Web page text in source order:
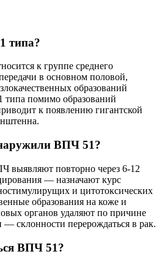
типа?
к группе среднего
в основном половой,
образований
помимо образований
к появлению гигантской
ВПЧ 51?
выявляют повторно через 6-12
— назначают курс
и цитотоксических
образования на коже и
органов удаляют по причине
— склонности перерождаться в рак.
ВПЧ 51?